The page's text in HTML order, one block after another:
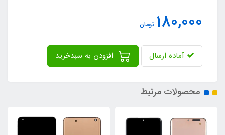
180,000 تومان
آماده ارسال
محصولات مرتبط